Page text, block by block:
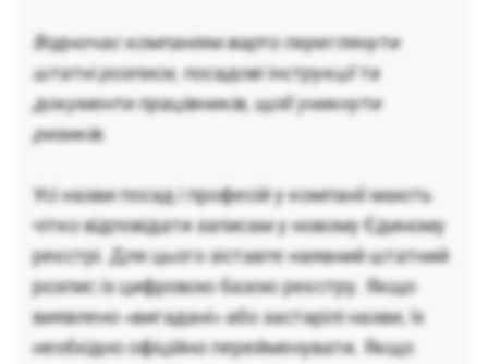
Водночас компаніям варто переглянути
штатні розписи, посадові інструкції та
документи працівників, щоб уникнути
ризиків.
Усі назви посад і професій у компанії мають
чітко відповідати записам у новому Єдиному
реєстрі. Для цього зіставте наявний штатний
розпис із цифровою базою реєстру. Якщо
виявлено «вигадані» або застарілі назви, їх
необхідно офіційно перейменувати. Якщо